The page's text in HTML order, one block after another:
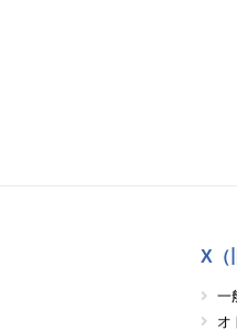
X（
一
オ